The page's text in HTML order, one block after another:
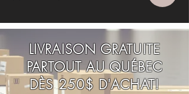
LIVRAISON GRATUITE
PARTOUT AU QUÉBEC
DÈS 250$ D'ACHAT!